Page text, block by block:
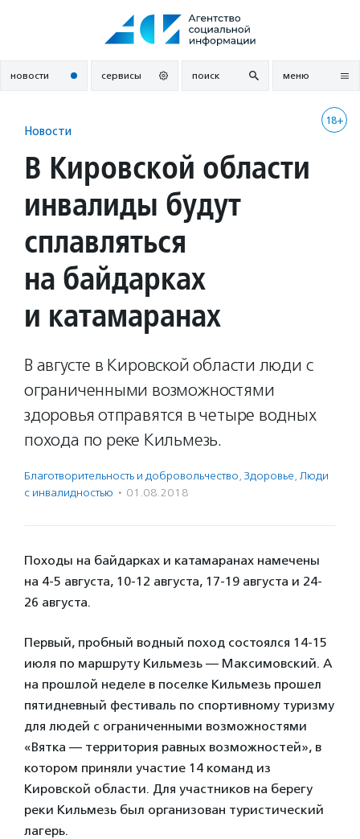
новости сервисы поиск меню
18+
Новости
В Кировской области
инвалиды будут
сплавляться
на байдарках
и катамаранах
В августе в Кировской области люди с
ограниченными возможностями
здоровья отправятся в четыре водных
похода по реке Кильмезь.
Благотвори­тель­ность и доброволь­чест­во, Здоровье, Люди
с инвалидностью · 01.08.2018
Походы на байдарках и катамаранах намечены
на 4-5 августа, 10-12 августа, 17-19 августа и 24-
26 августа.
Первый, пробный водный поход состоялся 14-15
июля по маршруту Кильмезь — Максимовский. А
на прошлой неделе в поселке Кильмезь прошел
пятидневный фестиваль по спортивному туризму
для людей с ограниченными возможностями
«Вятка — территория равных возможностей», в
котором приняли участие 14 команд из
Кировской области. Для участников на берегу
реки Кильмезь был организован туристический
лагерь.